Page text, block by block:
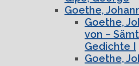
Goethe,
Goethe,
von –
Gedichte I
Goethe,